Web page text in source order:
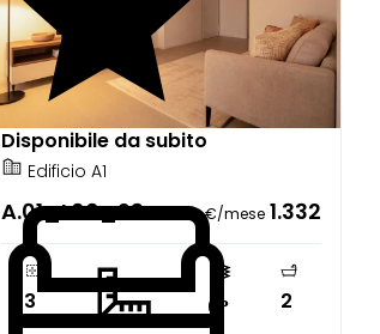
Disponibile da subito
Edificio A1
A.01_L06_23 €/mese 1.332
3
6° 2